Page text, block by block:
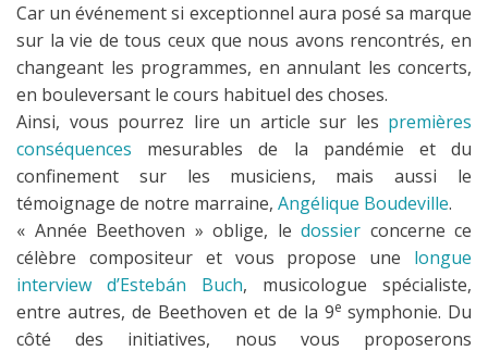
Car un événement si exceptionnel aura posé sa marque
sur la vie de tous ceux que nous avons rencontrés, en
changeant les programmes, en annulant les concerts,
en bouleversant le cours habituel des choses.
Ainsi, vous pourrez lire un article sur les premières
conséquences mesurables de la pandémie et du
confinement sur les musiciens, mais aussi le
témoignage de notre marraine, Angélique Boudeville.
« Année Beethoven » oblige, le dossier concerne ce
célèbre compositeur et vous propose une longue
interview d’Estebán Buch, musicologue spécialiste,
entre autres, de Beethoven et de la 9e symphonie. Du
côté des initiatives, nous vous proposerons